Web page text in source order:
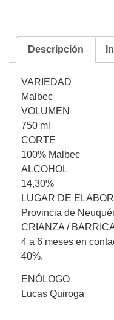
Descripción
VARIEDAD
Malbec
VOLUMEN
750 ml
CORTE
100% Malbec
ALCOHOL
14,30%
LUGAR DE
Provincia de
CRIANZA /
4 a 6 meses en
40%.
ENÓLOGO
Lucas Quiroga